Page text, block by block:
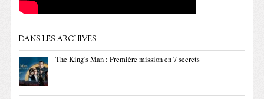
DANS LES ARCHIVES
The King’s Man : Première mission en 7 secrets